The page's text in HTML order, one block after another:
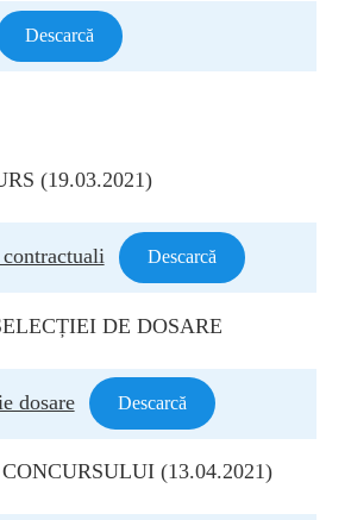
Descarcă
(19.03.2021)
Descarcă
DE DOSARE
dosare Descarcă
(13.04.2021)